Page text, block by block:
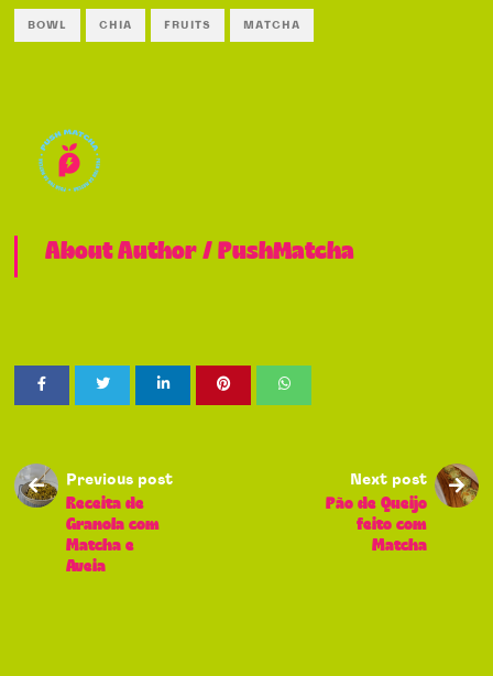
BOWL CHIA FRUITS MATCHA
About Author /PushMatcha
Previous post
Receita de
Granola com
Matcha e
Aveia
Next post
Pão de Queijo
feito com
Matcha